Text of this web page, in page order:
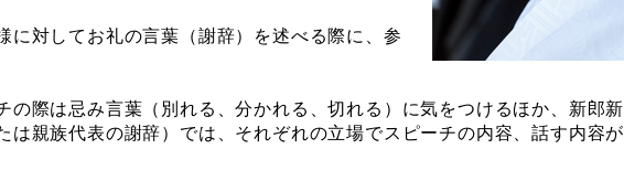
に対してお礼の言葉（謝辞）を述べる際に、参
の際は忌み言葉（別れる、分かれる、切れる）に気をつけるほか、新郎新
は親族代表の謝辞）では、それぞれの立場でスピーチの内容、話す内容が